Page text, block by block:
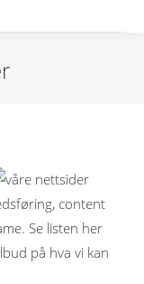
content
Se listen her
på hva vi kan